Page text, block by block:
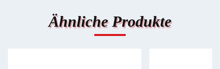
Ähnliche Produkte